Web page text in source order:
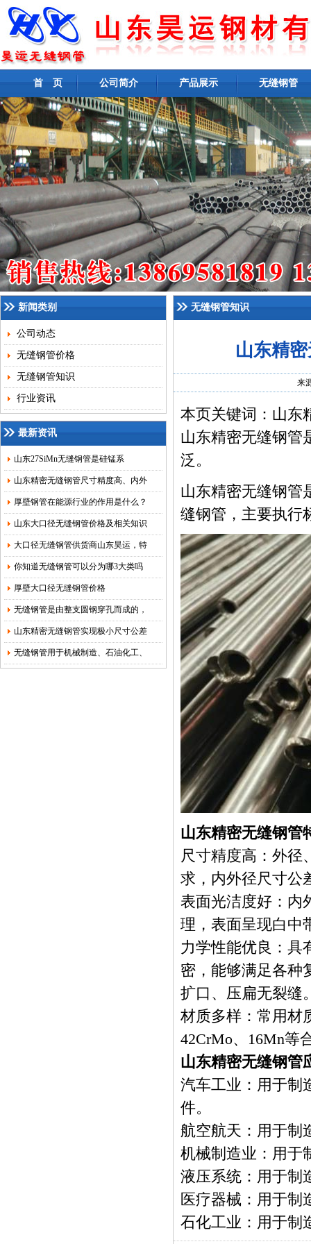
首 页 公司简介 产品展示 无缝钢管
新闻类别
公司动态
无缝钢管价格
无缝钢管知识
行业资讯
最新资讯
山东27SiMn无缝钢管是硅锰系
山东精密无缝钢管尺寸精度高、内外
厚壁钢管在能源行业的作用是什么？
山东大口径无缝钢管价格及相关知识
大口径无缝钢管供货商山东昊运，特
你知道无缝钢管可以分为哪3大类吗
厚壁大口径无缝钢管价格
无缝钢管是由整支圆钢穿孔而成的，
山东精密无缝钢管实现极小尺寸公差
无缝钢管用于机械制造、石油化工、
无缝钢管知识
山东精
来
本页关键词：山东
山东精密无缝钢管
泛。
山东精密无缝钢管
缝钢管，主要执行
山东精密无缝钢管
尺寸精度高：外径
求，内外径尺寸公
表面光洁度好：内
理，表面呈现白中
力学性能优良：具
密，能够满足各种
扩口、压扁无裂缝
材质多样：常用材
42CrMo、16Mn等
山东精密无缝钢管
汽车工业：用于制
件。
航空航天：用于制
机械制造业：用于
液压系统：用于制
医疗器械：用于制
石化工业：用于制